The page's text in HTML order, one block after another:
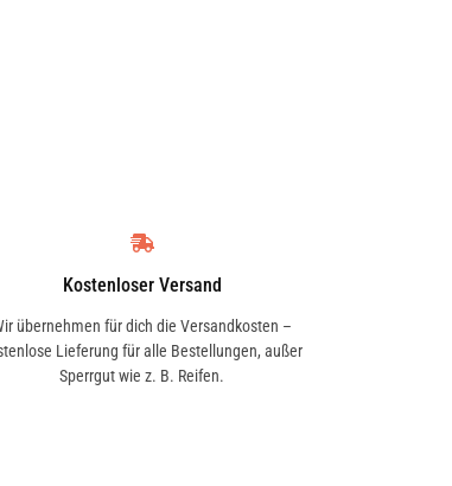
Kostenloser Versand
übernehmen für dich die Versandkosten –
Lieferung für alle Bestellungen, außer
Sperrgut wie z. B. Reifen.